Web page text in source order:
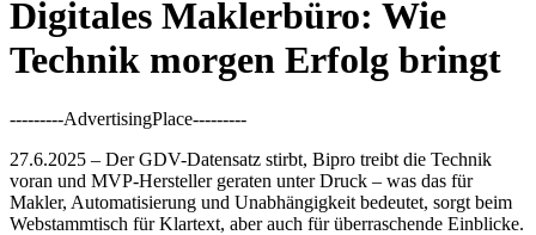
Digitales Maklerbüro: Wie
Technik morgen Erfolg bringt
---------AdvertisingPlace---------
27.6.2025 – Der GDV-Datensatz stirbt, Bipro treibt die Technik
voran und MVP-Hersteller geraten unter Druck – was das für
Makler, Automatisierung und Unabhängigkeit bedeutet, sorgt beim
Webstammtisch für Klartext, aber auch für überraschende Einblicke.